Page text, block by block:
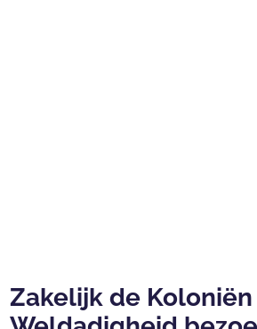
Zakelijk de Koloniën